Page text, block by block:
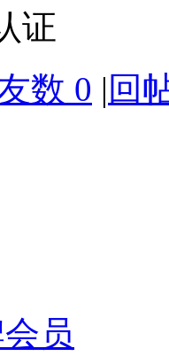
证
数 0 | 回
员